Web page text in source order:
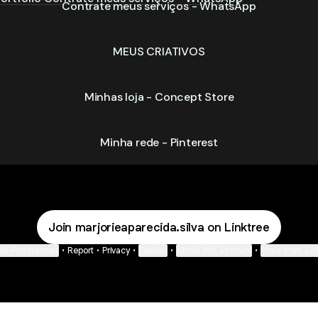
Contrate meus serviços - WhatsApp
MEUS CRIATIVOS
Minhas loja - Concept Store
Minha rede - Pinterest
Join marjorieaparecida.silva on Linktree
• Report • Privacy • • •